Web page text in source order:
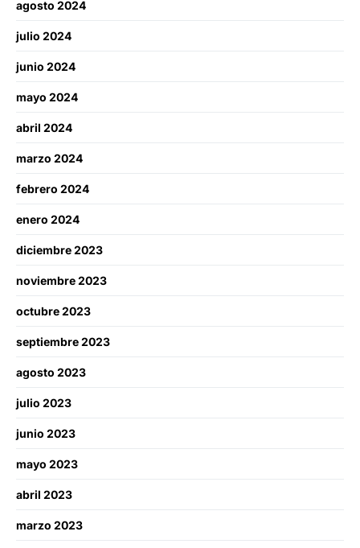
agosto 2024
julio 2024
junio 2024
mayo 2024
abril 2024
marzo 2024
febrero 2024
enero 2024
diciembre 2023
noviembre 2023
octubre 2023
septiembre 2023
agosto 2023
julio 2023
junio 2023
mayo 2023
abril 2023
marzo 2023